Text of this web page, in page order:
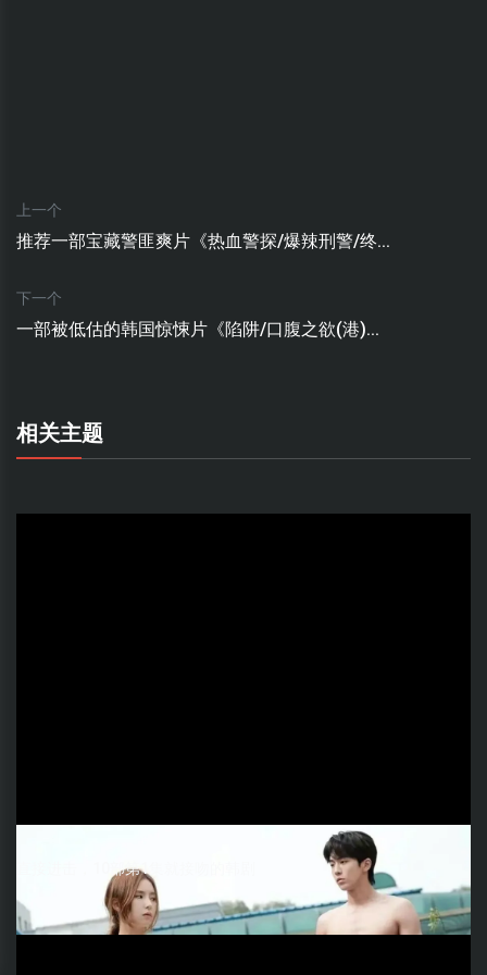
上一个
推荐一部宝藏警匪爽片《热血警探/爆辣刑警/终...
下一个
一部被低估的韩国惊悚片《陷阱/口腹之欲(港)...
相关主题
直接进击，10部第1集就接吻的韩剧